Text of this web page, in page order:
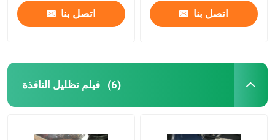
اتصل بنا اتصل بنا
فيلم تظليل النافذة (6)